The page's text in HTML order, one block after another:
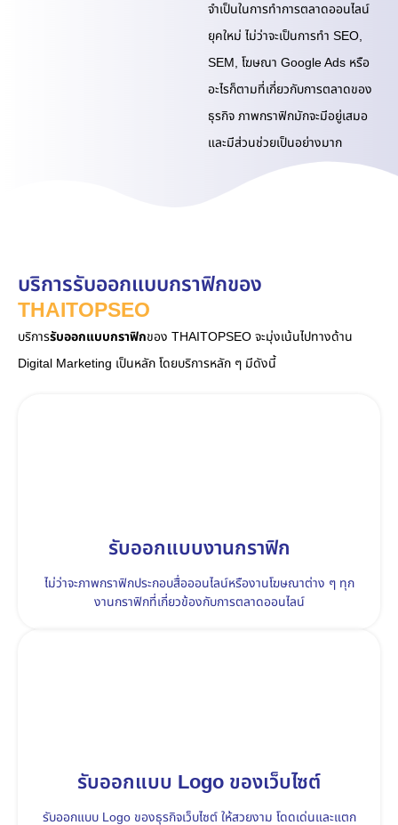
จำเป็นในการทำการตลาดออนไลน์
ยุคใหม่ ไม่ว่าจะเป็นการทำ SEO,
SEM, โฆษณา Google Ads หรือ
อะไรก็ตามที่เกี่ยวกับการตลาดของ
ธุรกิจ ภาพกราฟิกมักจะมีอยู่เสมอ
และมีส่วนช่วยเป็นอย่างมาก
บริการรับออกแบบกราฟิกของ
THAITOPSEO
บริการรับออกแบบกราฟิกของ THAITOPSEO จะมุ่งเน้นไปทางด้าน
Digital Marketing เป็นหลัก โดยบริการหลัก ๆ มีดังนี้
รับออกแบบงานกราฟิก
ไม่ว่าจะภาพกราฟิกประกอบสื่อออนไลน์หรืองานโฆษณาต่าง ๆ ทุก
งานกราฟิกที่เกี่ยวข้องกับการตลาดออนไลน์
รับออกแบบ Logo ของเว็บไซต์
รับออกแบบ Logo ของธุรกิจเว็บไซต์ ให้สวยงาม โดดเด่นและแตก